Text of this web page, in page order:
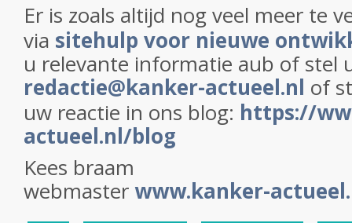
Er is zoals altijd nog veel meer te
via sitehulp voor nieuwe
u relevante informatie aub of stel
redactie@kanker-actueel.nl of
uw reactie in ons blog: https://
actueel.nl/blog
Kees braam
webmaster www.kanker-